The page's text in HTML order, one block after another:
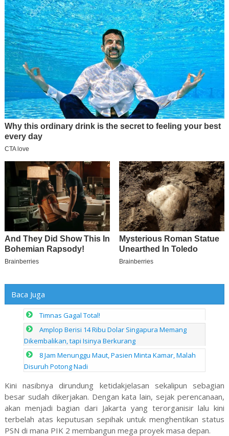
Baca Juga
Timnas Gagal Total!
Amplop Berisi 14 Ribu Dolar Singapura Memang
Dikembalikan, tapi Isinya Berkurang
8 Jam Menunggu Maut, Pasien Minta Kamar, Malah
Disuruh Potong Nadi
Kini nasibnya dirundung ketidakjelasan sekalipun sebagian
besar sudah dikerjakan. Dengan kata lain, sejak perencanaan,
akan menjadi bagian dari Jakarta yang terorganisir lalu kini
terbelah atas keputusan sepihak untuk menghentikan status
PSN di mana PIK 2 membangun mega proyek masa depan.